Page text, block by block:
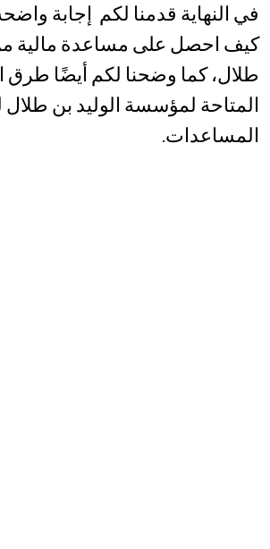
في النهاية قدمنا لكم إجابة
كيف احصل على مساعدة مالية من
طلال، كما وضحنا لكم أيضًا طرق
المتاحة لمؤسسة الوليد بن
المساعدات.